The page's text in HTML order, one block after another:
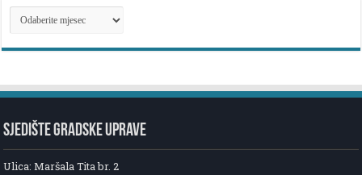
ARHIVA
NOVOSTI
SJEDIŠTE GRADSKE UPRAVE
Ulica: Maršala Tita br. 2